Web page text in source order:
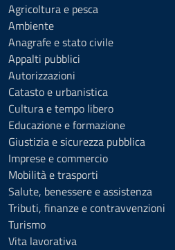
Agricoltura e pesca
Ambiente
Anagrafe e stato civile
Appalti pubblici
Autorizzazioni
Catasto e urbanistica
Cultura e tempo libero
Educazione e formazione
Giustizia e sicurezza pubblica
Imprese e commercio
Mobilità e trasporti
Salute, benessere e assistenza
Tributi, finanze e contravvenzioni
Turismo
Vita lavorativa